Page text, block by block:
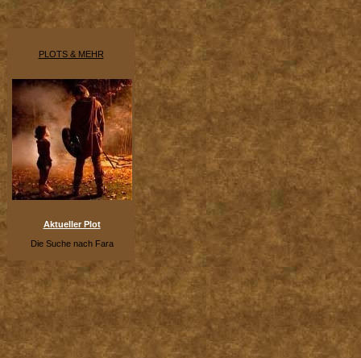
PLOTS & MEHR
Aktueller Plot
Die Suche nach Fara